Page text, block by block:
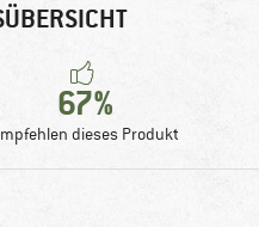
67%
dieses Produkt